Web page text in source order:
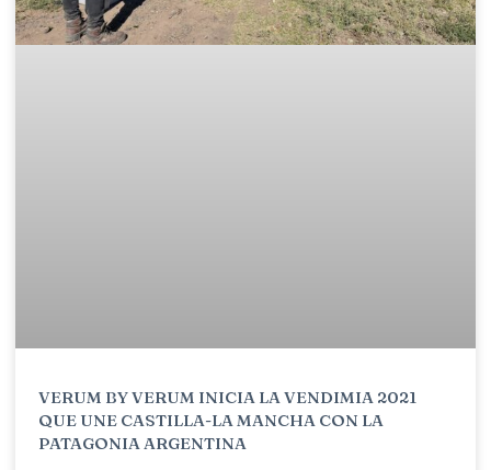
VERUM BY VERUM INICIA LA VENDIMIA 2021
QUE UNE CASTILLA-LA MANCHA CON LA
PATAGONIA ARGENTINA